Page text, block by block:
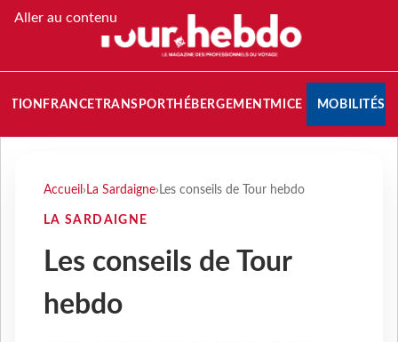
Aller au contenu
FRANCETRANSPORT HÉBERGEMENTMICE MOBILITÉS
Accueil › La Sardaigne› Les conseils de Tour hebdo
LA SARDAIGNE
Les conseils de Tour
hebdo